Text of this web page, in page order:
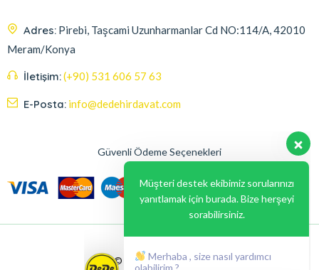
Adres: Pirebi, Taşcami Uzunharmanlar Cd NO:114/A, 42010
Meram/Konya
İletişim:(+90) 531 606 57 63
E-Posta: info@dedehirdavat.com
Güvenli Ödeme Seçenekleri
© 2024, Liabil Dizayn
Müşteri destek ekibimiz sorularınızı
yanıtlamak için burada. Bize herşeyi
sorabilirsiniz.
Merhaba , size nasıl yardımcı
olabilirim ?